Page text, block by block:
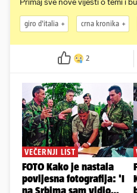
giro d'italia crna kronika
2